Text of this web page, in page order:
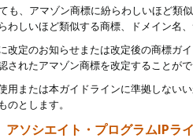
も、アマゾン商標に紛らわしいほど類
わしいほど類似する商標、ドメイン名
改定のお知らせまたは改定後の商標ガ
されたアマゾン商標を改定することが
用または本ガイドラインに準拠しない
のとします。
アソシエイト・プログラムIPラ